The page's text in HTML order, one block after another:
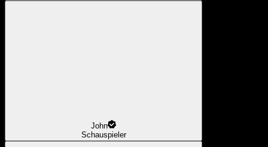
John
Schauspieler